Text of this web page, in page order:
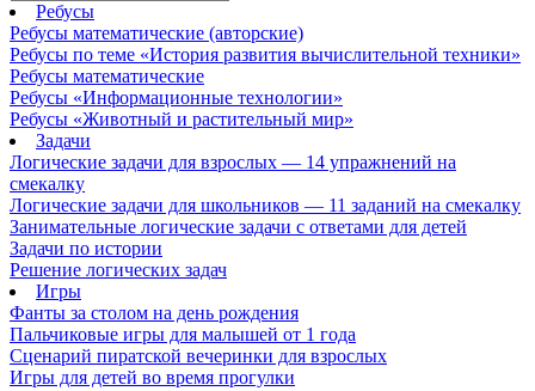
Ребусы
Ребусы математические (авторские)
Ребусы по теме «История развития вычислительной техники»
Ребусы математические
Ребусы «Информационные технологии»
Ребусы «Животный и растительный мир»
Задачи
Логические задачи для взрослых — 14 упражнений на
смекалку
Логические задачи для школьников — 11 заданий на смекалку
Занимательные логические задачи с ответами для детей
Задачи по истории
Решение логических задач
Игры
Фанты за столом на день рождения
Пальчиковые игры для малышей от 1 года
Сценарий пиратской вечеринки для взрослых
Игры для детей во время прогулки